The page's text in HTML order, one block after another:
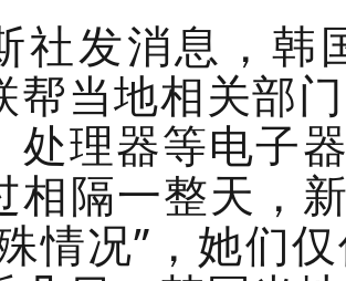
社发消息，韩
帮当地相关部
处理器等电子
相隔一整天，
情况”，她们